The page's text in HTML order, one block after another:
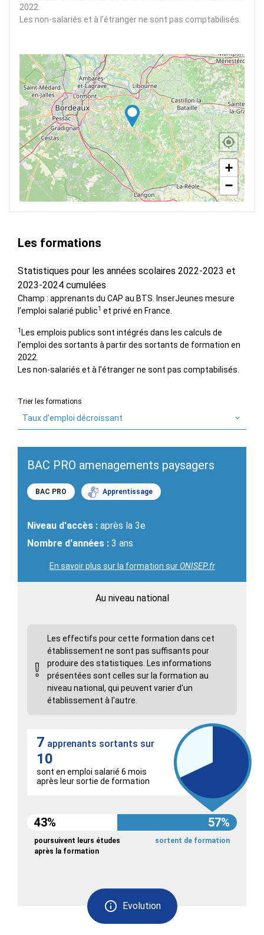
2022.
Les non-salariés et à l’étranger ne sont pas comptabilisés.
+
−
Les formations
Statistiques pour les années scolaires 2022-2023 et
2023-2024 cumulées
Champ : apprenants du CAP au BTS. InserJeunes mesure
l’emploi salarié public1 et privé en France.
1 Les emplois publics sont intégrés dans les calculs de
l’emploi des sortants à partir des sortants de formation en
2022.
Les non-salariés et à l’étranger ne sont pas comptabilisés.
Trier les formations
Taux d'emploi décroissant
BAC PRO amenagements paysagers
BAC PRO Apprentissage
Niveau d'accès : après la 3e
Nombre d'années : 3 ans
En savoir plus sur la formation surONISEP.fr
Au niveau national
Les effectifs pour cette formation dans cet
établissement ne sont pas suffisants pour
produire des statistiques. Les informations
présentées sont celles sur la formation au
niveau national, qui peuvent varier d'un
établissement à l'autre.
Evolution
7 apprenants sortants sur
10
sont en emploi salarié 6 mois
après leur sortie de formation
43% 57%
poursuivent leurs études
après la formation
sortent de formation